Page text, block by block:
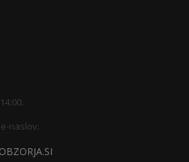
naslov: